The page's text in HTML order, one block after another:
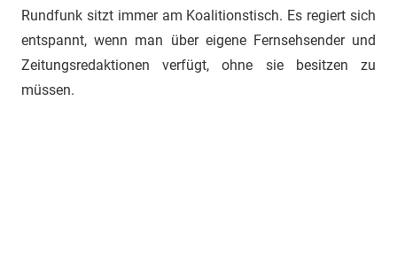
Rundfunk sitzt immer am Koalitionstisch. Es regiert sich
entspannt, wenn man über eigene Fernsehsender und
Zeitungsredaktionen verfügt, ohne sie besitzen zu
müssen.